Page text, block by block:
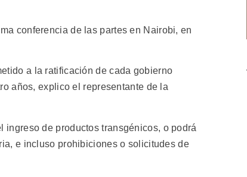
conferencia de las partes en Nairobi, en
a la ratificación de cada gobierno
años, explico el representante de la
ingreso de productos transgénicos, o podrá
e incluso prohibiciones o solicitudes de